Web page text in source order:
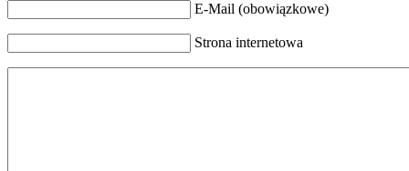
E-Mail (obowiązkowe)
Strona internetowa